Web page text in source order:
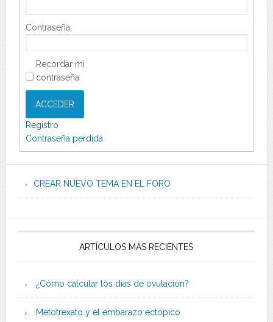
Contraseña:
Recordar mi
contraseña
ACCEDER
Registro
Contraseña perdida
CREAR NUEVO TEMA EN EL FORO
ARTÍCULOS MÁS RECIENTES
¿Cómo calcular los días de ovulación?
Metotrexato y el embarazo ectópico